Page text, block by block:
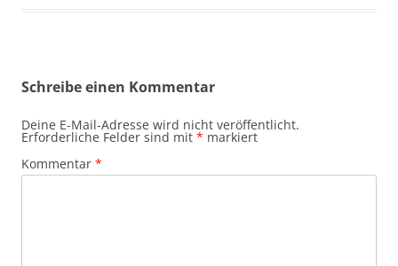
Schreibe einen Kommentar
Deine E-Mail-Adresse wird nicht veröffentlicht.
Erforderliche Felder sind mit * markiert
Kommentar *